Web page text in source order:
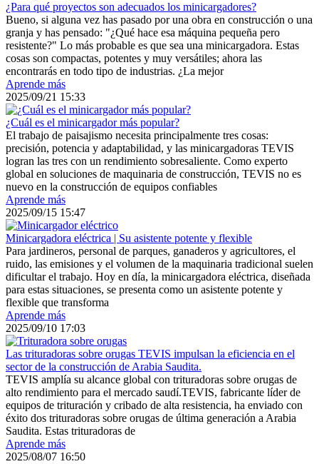
¿Para qué proyectos son adecuados los minicargadores?
Bueno, si alguna vez has pasado por una obra en construcción o una
granja y has pensado: "¿Qué hace esa máquina pequeña pero
resistente?" Lo más probable es que sea una minicargadora. Estas
cosas son compactas, potentes y muy versátiles; ahora las
encontrarás en todo tipo de industrias. ¿La mejor
Aprende más
2025/09/21 15:33
¿Cuál es el minicargador más popular?
El trabajo de paisajismo necesita principalmente tres cosas:
precisión, potencia y adaptabilidad, y las minicargadoras TEVIS
logran las tres con un rendimiento sobresaliente. Como experto
global en soluciones de maquinaria de construcción, TEVIS no es
nuevo en la construcción de equipos confiables
Aprende más
2025/09/15 15:47
Minicargadora eléctrica | Su asistente potente y flexible
Para jardineros, personal de parques, ganaderos y agricultores, el
ruido, las emisiones y el volumen de la maquinaria tradicional suelen
dificultar el trabajo. Hoy en día, la minicargadora eléctrica, diseñada
para estas situaciones, se presenta como un asistente potente y
flexible que transforma
Aprende más
2025/09/10 17:03
Las trituradoras sobre orugas TEVIS impulsan la eficiencia en el
sector de la construcción de Arabia Saudita.
TEVIS amplía su alcance global con trituradoras sobre orugas de
alto rendimiento para el mercado saudí.TEVIS, fabricante líder de
equipos de trituración y cribado de alta resistencia, ha enviado con
éxito dos trituradoras sobre orugas de última generación a Arabia
Saudita. Estas trituradoras de
Aprende más
2025/08/07 16:50